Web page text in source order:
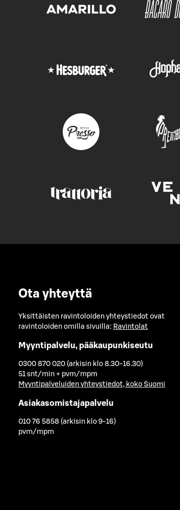
Ota yhteyttä
Yksittäisten ravintoloiden yhteystiedot ovat
ravintoloiden omilla sivuilla: Ravintolat
Myyntipalvelu, pääkaupunkiseutu
0300 870 020 (arkisin klo 8.30-16.30)
51 snt/min + pvm/mpm
Myyntipalveluiden yhteystiedot, koko Suomi
Asiakasomistajapalvelu
010 76 5858 (arkisin klo 9-16)
pvm/mpm